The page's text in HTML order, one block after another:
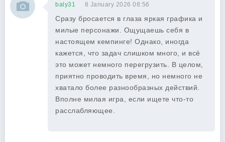
baly31 8 January 2026 08:56
Сразу бросается в глаза яркая графика и
милые персонажи. Ощущаешь себя в
настоящем кемпинге! Однако, иногда
кажется, что задач слишком много, и всё
это может немного перегрузить. В целом,
приятно проводить время, но немного не
хватало более разнообразных действий.
Вполне милая игра, если ищете что-то
расслабляющее.